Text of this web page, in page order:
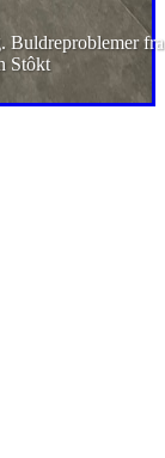
Buldreproblemer fra
Stôkt